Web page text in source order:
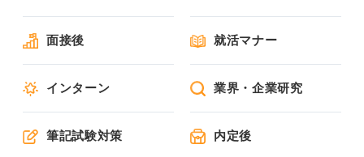
面接後 就活マナー
インターン 業界・企業研究
筆記試験対策 内定後